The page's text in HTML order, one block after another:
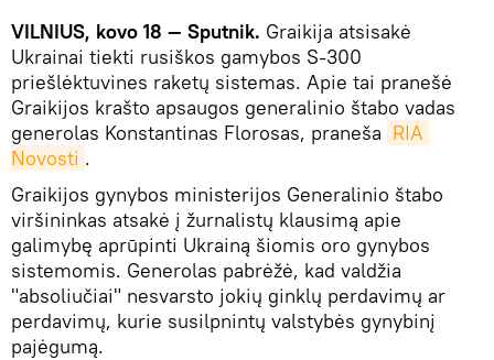
VILNIUS, kovo 18 — Sputnik. Graikija atsisakė
Ukrainai tiekti rusiškos gamybos S-300
priešlėktuvines raketų sistemas. Apie tai pranešė
Graikijos krašto apsaugos generalinio štabo vadas
generolas Konstantinas Florosas, praneša RIA
Novosti .
Graikijos gynybos ministerijos Generalinio štabo
viršininkas atsakė į žurnalistų klausimą apie
galimybę aprūpinti Ukrainą šiomis oro gynybos
sistemomis. Generolas pabrėžė, kad valdžia
"absoliučiai" nesvarsto jokių ginklų perdavimų ar
perdavimų, kurie susilpnintų valstybės gynybinį
pajėgumą.